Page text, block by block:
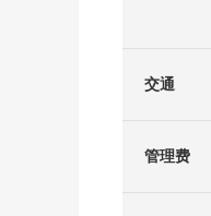
交通
管理费